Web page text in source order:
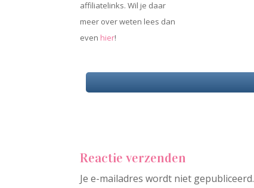
affiliatelinks. Wil je daar
meer over weten lees dan
even hier!
Reactie verzenden
Je e-mailadres wordt niet gepubliceerd.